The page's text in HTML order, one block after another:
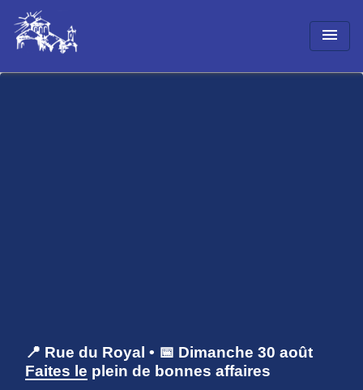
menu
📍 Rue du Royal • 📅 Dimanche 30 août
Faites le plein de bonnes affaires